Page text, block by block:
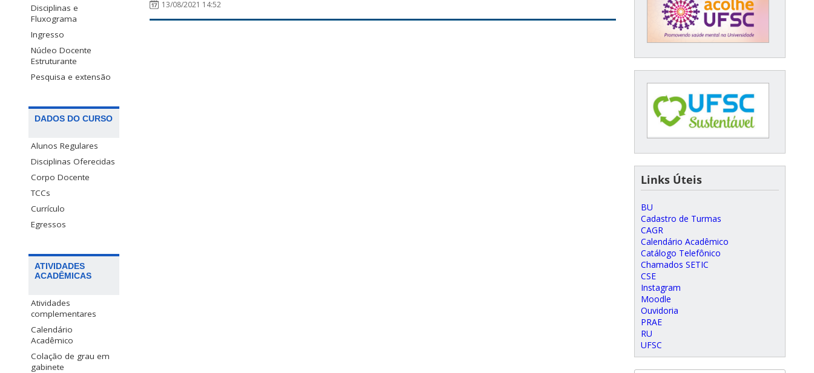
Disciplinas e
Fluxograma
Ingresso
Núcleo Docente
Estruturante
Pesquisa e extensão
DADOS DO CURSO
Alunos Regulares
Disciplinas Oferecidas
Corpo Docente
TCCs
Currículo
Egressos
ATIVIDADES
ACADÊMICAS
Atividades
complementares
Calendário
Acadêmico
Colação de grau em
gabinete
13/08/2021 14:52
Links Úteis
BU
Cadastro de Turmas
CAGR
Calendário Acadêmico
Catálogo Telefônico
Chamados SETIC
CSE
Instagram
Moodle
Ouvidoria
PRAE
RU
UFSC